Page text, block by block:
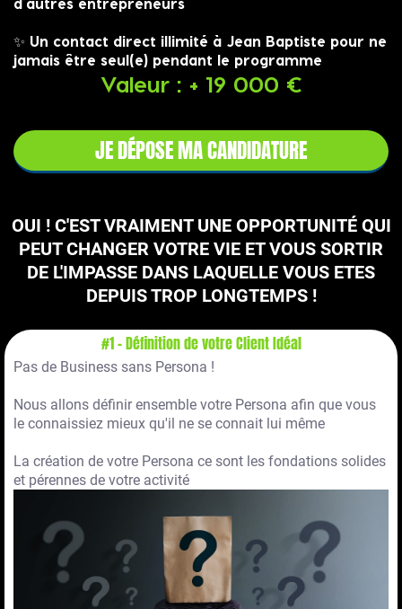
✨ Un contact direct illimité à Jean Baptiste pour ne
jamais être seul(e) pendant le programme
Valeur : + 19 000 €
JE DÉPOSE MA CANDIDATURE
OUI ! C'EST VRAIMENT UNE OPPORTUNITÉ QUI
PEUT CHANGER VOTRE VIE ET VOUS SORTIR
DE L'IMPASSE DANS LAQUELLE VOUS ETES
DEPUIS TROP LONGTEMPS !
#1 - Définition de votre Client Idéal
Pas de Business sans Persona !
Nous allons définir ensemble votre Persona afin que vous
le connaissiez mieux qu'il ne se connait lui même
La création de votre Persona ce sont les fondations solides
et pérennes de votre activité